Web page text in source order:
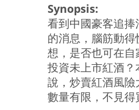
Synopsis:
看到中國豪客追
的消息，腦筋動
想，是否也可在
投資未上市紅酒
說，炒賣紅酒風
數量有限，不見得